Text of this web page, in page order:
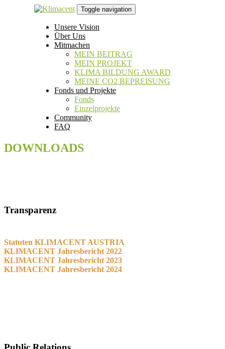
Toggle navigation
Unsere Vision
Über Uns
Mitmachen
MEIN BEITRAG
MEIN PROJEKT
KLIMA BILDUNG AWARD
MEINE CO2 BEPREISUNG
Fonds und Projekte
Fonds
Einzelprojekte
Community
FAQ
DOWNLOADS
Transparenz
Statuten KLIMACENT AUSTRIA
KLIMACENT Jahresbericht 2022
KLIMACENT Jahresbericht 2023
KLIMACENT Jahresbericht 2024